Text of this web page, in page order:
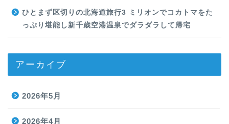
ひとまず区切りの北海道旅行3 ミリオンでコカトマをた
っぷり堪能し新千歳空港温泉でダラダラして帰宅
アーカイブ
2026年5月
2026年4月